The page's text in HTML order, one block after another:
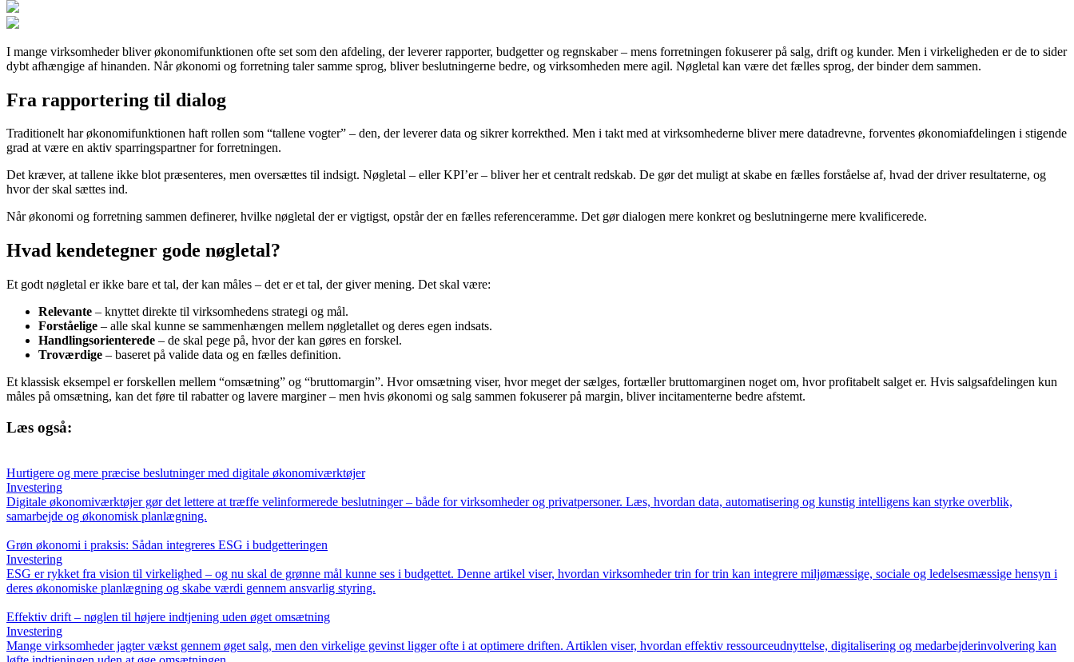
I mange virksomheder bliver økonomifunktionen ofte set som den afdeling, der leverer rapporter, budgetter og regnskaber – mens forretningen fokuserer på salg, drift og kunder. Men i virkeligheden er de to sider
dybt afhængige af hinanden. Når økonomi og forretning taler samme sprog, bliver beslutningerne bedre, og virksomheden mere agil. Nøgletal kan være det fælles sprog, der binder dem sammen.
Fra rapportering til dialog
Traditionelt har økonomifunktionen haft rollen som “tallene vogter” – den, der leverer data og sikrer korrekthed. Men i takt med at virksomhederne bliver mere datadrevne, forventes økonomiafdelingen i stigende
grad at være en aktiv sparringspartner for forretningen.
Det kræver, at tallene ikke blot præsenteres, men oversættes til indsigt. Nøgletal – eller KPI’er – bliver her et centralt redskab. De gør det muligt at skabe en fælles forståelse af, hvad der driver resultaterne, og
hvor der skal sættes ind.
Når økonomi og forretning sammen definerer, hvilke nøgletal der er vigtigst, opstår der en fælles referenceramme. Det gør dialogen mere konkret og beslutningerne mere kvalificerede.
Hvad kendetegner gode nøgletal?
Et godt nøgletal er ikke bare et tal, der kan måles – det er et tal, der giver mening. Det skal være:
Relevante – knyttet direkte til virksomhedens strategi og mål.
Forståelige – alle skal kunne se sammenhængen mellem nøgletallet og deres egen indsats.
Handlingsorienterede – de skal pege på, hvor der kan gøres en forskel.
Troværdige – baseret på valide data og en fælles definition.
Et klassisk eksempel er forskellen mellem “omsætning” og “bruttomargin”. Hvor omsætning viser, hvor meget der sælges, fortæller bruttomarginen noget om, hvor profitabelt salget er. Hvis salgsafdelingen kun
måles på omsætning, kan det føre til rabatter og lavere marginer – men hvis økonomi og salg sammen fokuserer på margin, bliver incitamenterne bedre afstemt.
Læs også:
Hurtigere og mere præcise beslutninger med digitale økonomiværktøjer
Investering
Digitale økonomiværktøjer gør det lettere at træffe velinformerede beslutninger – både for virksomheder og privatpersoner. Læs, hvordan data, automatisering og kunstig intelligens kan styrke overblik,
samarbejde og økonomisk planlægning.
Grøn økonomi i praksis: Sådan integreres ESG i budgetteringen
Investering
ESG er rykket fra vision til virkelighed – og nu skal de grønne mål kunne ses i budgettet. Denne artikel viser, hvordan virksomheder trin for trin kan integrere miljømæssige, sociale og ledelsesmæssige hensyn i
deres økonomiske planlægning og skabe værdi gennem ansvarlig styring.
Effektiv drift – nøglen til højere indtjening uden øget omsætning
Investering
Mange virksomheder jagter vækst gennem øget salg, men den virkelige gevinst ligger ofte i at optimere driften. Artiklen viser, hvordan effektiv ressourceudnyttelse, digitalisering og medarbejderinvolvering kan